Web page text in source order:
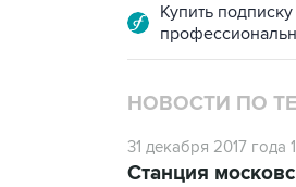
Купить
НОВОСТИ ПО
31 декабря 2017 года
Станция